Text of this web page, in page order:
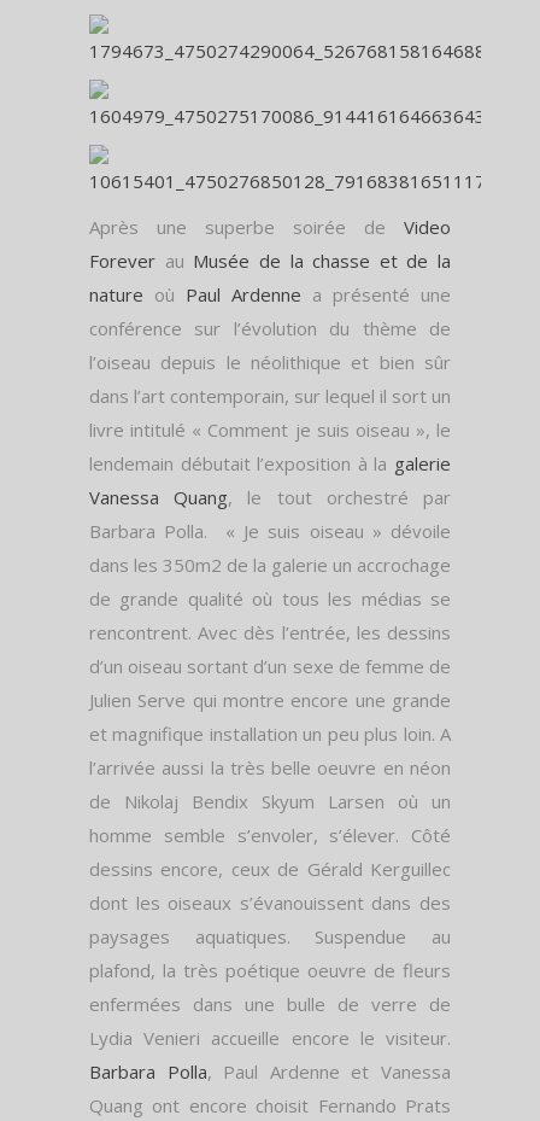
Après une superbe soirée de Video
Forever au Musée de la chasse et de la
nature où Paul Ardenne a présenté une
conférence sur l’évolution du thème de
l’oiseau depuis le néolithique et bien sûr
dans l’art contemporain, sur lequel il sort un
livre intitulé « Comment je suis oiseau », le
lendemain débutait l’exposition à la galerie
Vanessa Quang, le tout orchestré par
Barbara Polla. « Je suis oiseau » dévoile
dans les 350m2 de la galerie un accrochage
de grande qualité où tous les médias se
rencontrent. Avec dès l’entrée, les dessins
d’un oiseau sortant d’un sexe de femme de
Julien Serve qui montre encore une grande
et magnifique installation un peu plus loin. A
l’arrivée aussi la très belle oeuvre en néon
de Nikolaj Bendix Skyum Larsen où un
homme semble s’envoler, s’élever. Côté
dessins encore, ceux de Gérald Kerguillec
dont les oiseaux s’évanouissent dans des
paysages aquatiques. Suspendue au
plafond, la très poétique oeuvre de fleurs
enfermées dans une bulle de verre de
Lydia Venieri accueille encore le visiteur.
Barbara Polla, Paul Ardenne et Vanessa
Quang ont encore choisit Fernando Prats